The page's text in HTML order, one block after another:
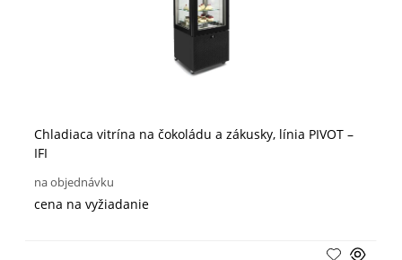
Chladiaca vitrína na čokoládu a zákusky, línia PIVOT –
IFI
na objednávku
cena na vyžiadanie